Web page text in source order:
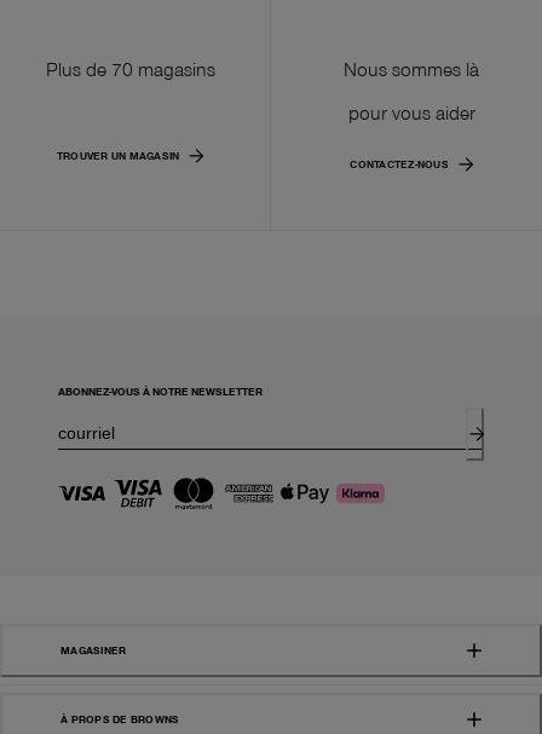
Plus de 70 magasins
TROUVER UN MAGASIN
Nous sommes là
pour vous aider
CONTACTEZ-NOUS
ABONNEZ-VOUS À NOTRE NEWSLETTER
MAGASINER
À PROPS DE BROWNS